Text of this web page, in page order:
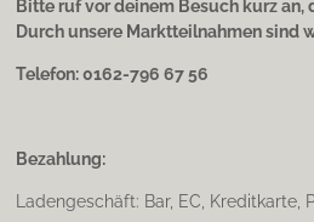
Bitte ruf vor deinem Besuch kurz an,
Durch unsere Marktteilnahmen sind
Telefon: 0162-796 67 56
Bezahlung:
Ladengeschäft: Bar, EC, Kreditkarte,